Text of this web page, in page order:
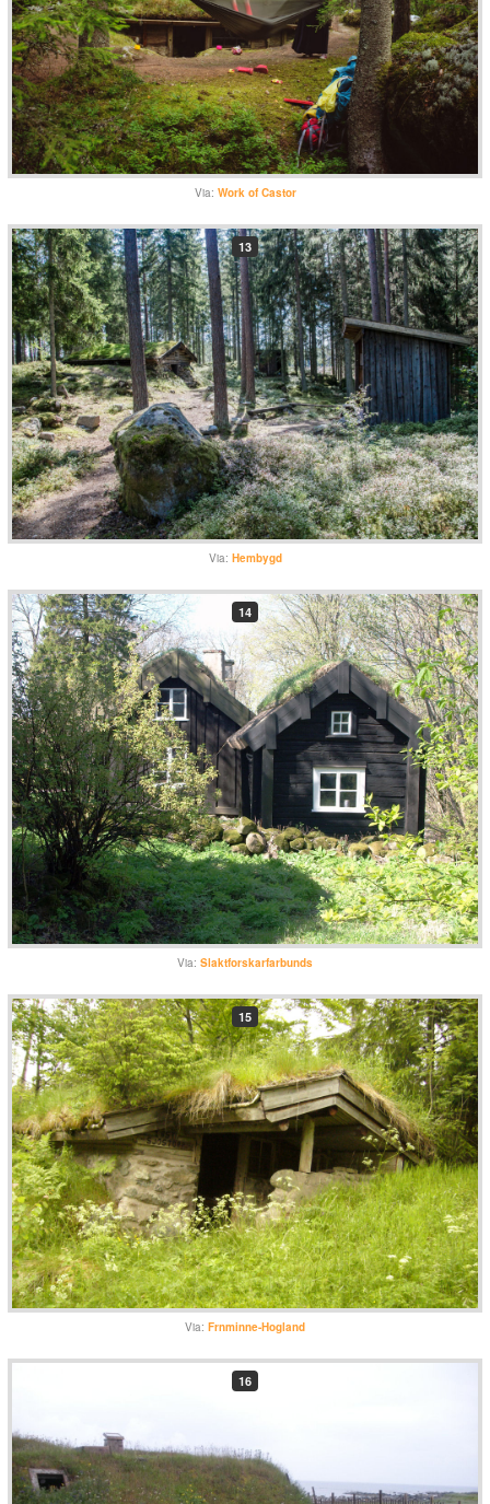
Via: Work of Castor
13
Via: Hembygd
14
Via: Slaktforskarfarbunds
15
Via: Frnminne-Hogland
16